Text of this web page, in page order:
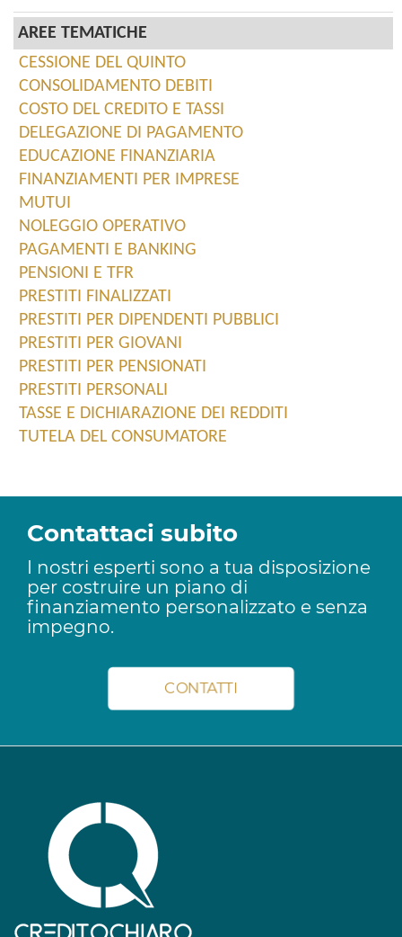
AREE TEMATICHE
CESSIONE DEL QUINTO
CONSOLIDAMENTO DEBITI
COSTO DEL CREDITO E TASSI
DELEGAZIONE DI PAGAMENTO
EDUCAZIONE FINANZIARIA
FINANZIAMENTI PER IMPRESE
MUTUI
NOLEGGIO OPERATIVO
PAGAMENTI E BANKING
PENSIONI E TFR
PRESTITI FINALIZZATI
PRESTITI PER DIPENDENTI PUBBLICI
PRESTITI PER GIOVANI
PRESTITI PER PENSIONATI
PRESTITI PERSONALI
TASSE E DICHIARAZIONE DEI REDDITI
TUTELA DEL CONSUMATORE
Contattaci subito
I nostri esperti sono a tua disposizione
per costruire un piano di
finanziamento personalizzato e senza
impegno.
CONTATTI